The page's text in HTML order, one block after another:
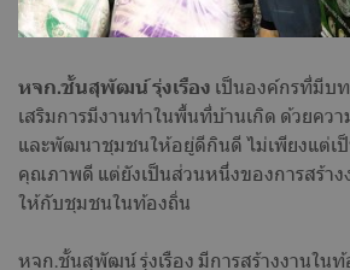
หจก.ชั้นสุพัฒน์ รุ่งเรือง เป็นองค์กรที่มีบ
เสริมการมีงานทำในพื้นที่บ้านเกิด ด้วยคว
และพัฒนาชุมชนให้อยู่ดีกินดี ไม่เพียงแต่เ
คุณภาพดี แต่ยังเป็นส่วนหนึ่งของการสร้าง
ให้กับชุมชนในท้องถิ่น
หจก.ชั้นสุพัฒน์ รุ่งเรือง มีการสร้างงานใน